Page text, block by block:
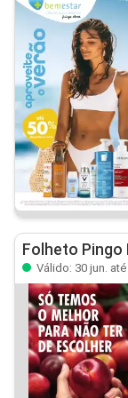
Folheto Pingo
Válido: 30 jun. até